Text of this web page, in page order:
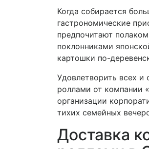
Когда собирается
гастрономические
предпочитают
поклонниками
картошки по-
Удовлетворить всех и
роллами от компании
организации
тихих семейных
Доставка